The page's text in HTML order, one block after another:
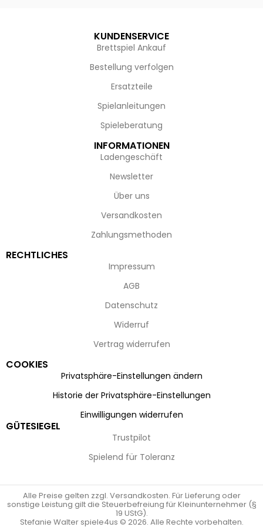
KUNDENSERVICE
Brettspiel Ankauf
Bestellung verfolgen
Ersatzteile
Spielanleitungen
Spieleberatung
INFORMATIONEN
Ladengeschäft
Newsletter
Über uns
Versandkosten
Zahlungsmethoden
RECHTLICHES
Impressum
AGB
Datenschutz
Widerruf
Vertrag widerrufen
COOKIES
Privatsphäre-Einstellungen ändern
Historie der Privatsphäre-Einstellungen
Einwilligungen widerrufen
GÜTESIEGEL
Trustpilot
Spielend für Toleranz
Alle Preise gelten zzgl. Versandkosten. Für Lieferung oder
sonstige Leistung gilt die Steuerbefreiung für Kleinunternehmer (§
19 UStG).
Stefanie Walter spiele4us © 2026. Alle Rechte vorbehalten.